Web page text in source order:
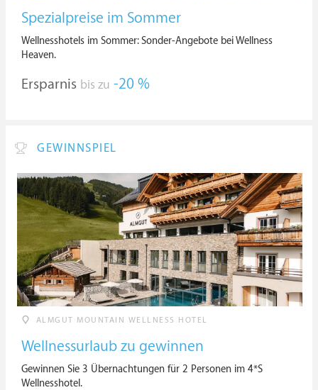
Spezialpreise im Sommer
Wellnesshotels im Sommer: Sonder-Angebote bei Wellness
Heaven.
Ersparnis bis zu -20 %
GEWINNSPIEL
ALMGUT MOUNTAIN WELLNESS HOTEL
Wellnessurlaub zu gewinnen
Gewinnen Sie 3 Übernachtungen für 2 Personen im 4*S
Wellnesshotel.